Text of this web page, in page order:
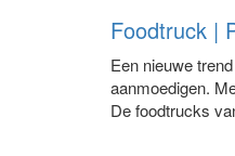
Foodtruck |
Een nieuwe
aanmoedigen.
De foodtrucks